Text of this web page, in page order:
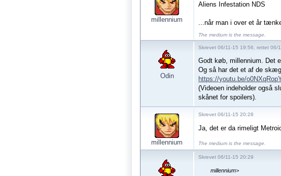
millennium
Aliens Infestation NDS
...når man i over et år
The medium is the message.
Odin
Skrevet 06/11-15 19:56, rettet 06/
Godt køb, millennium. Det
Og så har det et af de
https://youtu.be/
(Videoen indeholder også
skånet for spoilers).
millennium
Skrevet 06/11-15 20:28
Ja, det er da rimeligt
The medium is the message.
Skrevet 06/11-15 20:29
millennium>